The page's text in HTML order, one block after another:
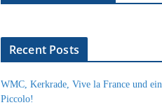
Recent Posts
WMC, Kerkrade, Vive la France und
Piccolo!